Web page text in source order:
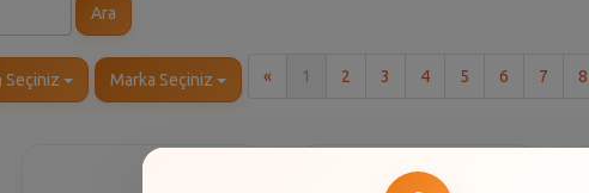
Ara
Seçiniz Marka Seçiniz « 1 2 3 4 5 6 7 8